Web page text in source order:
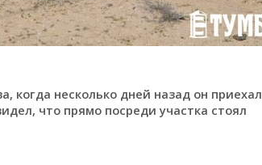
когда несколько дней назад он приехал
что прямо посреди участка стоял